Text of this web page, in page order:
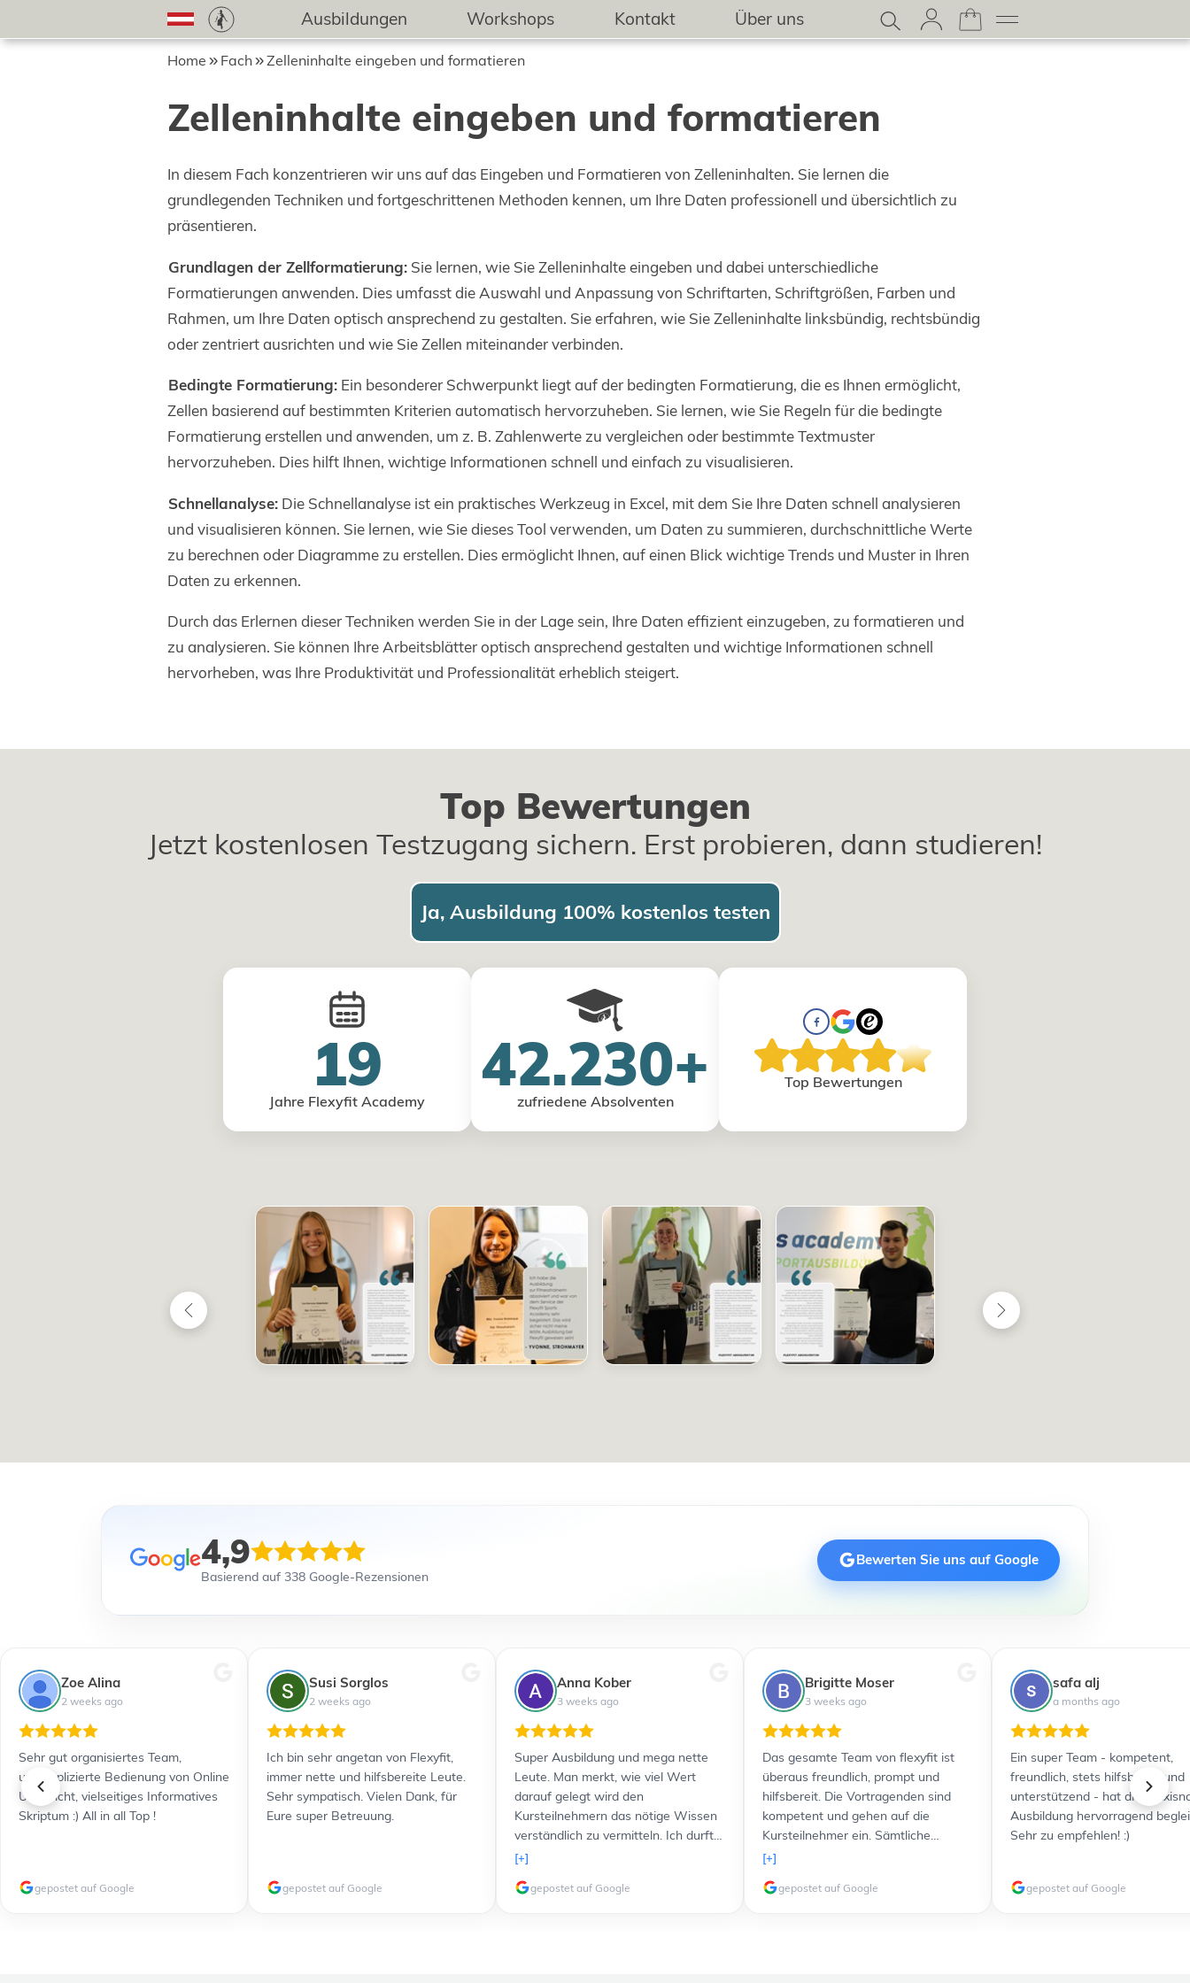
Ausbildungen Workshops Kontakt Über uns
Home Fach Zelleninhalte eingeben und formatieren
Zelleninhalte eingeben und formatieren
In diesem Fach konzentrieren wir uns auf das Eingeben und Formatieren von Zelleninhalten. Sie lernen die
grundlegenden Techniken und fortgeschrittenen Methoden kennen, um Ihre Daten professionell und übersichtlich zu
präsentieren.
Grundlagen der Zellformatierung: Sie lernen, wie Sie Zelleninhalte eingeben und dabei unterschiedliche
Formatierungen anwenden. Dies umfasst die Auswahl und Anpassung von Schriftarten, Schriftgrößen, Farben und
Rahmen, um Ihre Daten optisch ansprechend zu gestalten. Sie erfahren, wie Sie Zelleninhalte linksbündig, rechtsbündig
oder zentriert ausrichten und wie Sie Zellen miteinander verbinden.
Bedingte Formatierung: Ein besonderer Schwerpunkt liegt auf der bedingten Formatierung, die es Ihnen ermöglicht,
Zellen basierend auf bestimmten Kriterien automatisch hervorzuheben. Sie lernen, wie Sie Regeln für die bedingte
Formatierung erstellen und anwenden, um z. B. Zahlenwerte zu vergleichen oder bestimmte Textmuster
hervorzuheben. Dies hilft Ihnen, wichtige Informationen schnell und einfach zu visualisieren.
Schnellanalyse: Die Schnellanalyse ist ein praktisches Werkzeug in Excel, mit dem Sie Ihre Daten schnell analysieren
und visualisieren können. Sie lernen, wie Sie dieses Tool verwenden, um Daten zu summieren, durchschnittliche Werte
zu berechnen oder Diagramme zu erstellen. Dies ermöglicht Ihnen, auf einen Blick wichtige Trends und Muster in Ihren
Daten zu erkennen.
Durch das Erlernen dieser Techniken werden Sie in der Lage sein, Ihre Daten effizient einzugeben, zu formatieren und
zu analysieren. Sie können Ihre Arbeitsblätter optisch ansprechend gestalten und wichtige Informationen schnell
hervorheben, was Ihre Produktivität und Professionalität erheblich steigert.
Top Bewertungen
Jetzt kostenlosen Testzugang sichern. Erst probieren, dann studieren!
Ja, Ausbildung 100% kostenlos testen
19
Jahre Flexyfit Academy
42.230+
zufriedene Absolventen
Top Bewertungen
4,9
Basierend auf 338 Google-Rezensionen
Bewerten Sie uns auf Google
Zoe Alina
2 weeks ago
Sehr gut organisiertes Team,
unkomplizierte Bedienung von Online
Unterricht, vielseitiges Informatives
Skriptum :) All in all Top !
gepostet auf Google
Susi Sorglos
2 weeks ago
Ich bin sehr angetan von Flexyfit,
immer nette und hilfsbereite Leute.
Sehr sympatisch. Vielen Dank, für
Eure super Betreuung.
gepostet auf Google
Anna Kober
3 weeks ago
Super Ausbildung und mega nette
Leute. Man merkt, wie viel Wert
darauf gelegt wird den
Kursteilnehmern das nötige Wissen
verständlich zu vermitteln. Ich durfte
sogar freundlicherweise einen Kurs
nachdem etwas problematische und
[+]
gepostet auf Google
Brigitte Moser
3 weeks ago
Das gesamte Team von flexyfit ist
überaus freundlich, prompt und
hilfsbereit. Die Vortragenden sind
kompetent und gehen auf die
Kursteilnehmer ein. Sämtliche
Lernunterlagen wurden übersichtlich
Verfügung gestellt. Durch die
[+]
gepostet auf Google
safa alj
a months ago
Ein super Team - kompetent,
freundlich, stets hilfsbereit und
unterstützend - hat die
Ausbildung hervorragend
Sehr zu empfehlen! :)
gepostet auf Google